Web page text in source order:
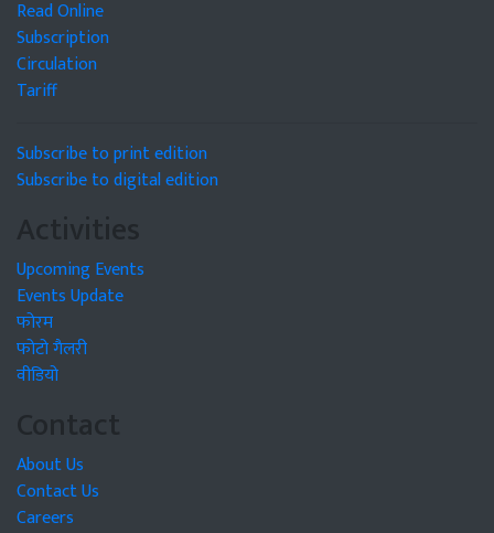
Read Online
Subscription
Circulation
Tariff
Subscribe to print edition
Subscribe to digital edition
Activities
Upcoming Events
Events Update
फोरम
फोटो गैलरी
वीडियो
Contact
About Us
Contact Us
Careers